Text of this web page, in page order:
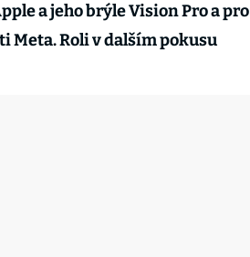
a jeho brýle Vision Pro a pro
Meta. Roli v dalším pokusu